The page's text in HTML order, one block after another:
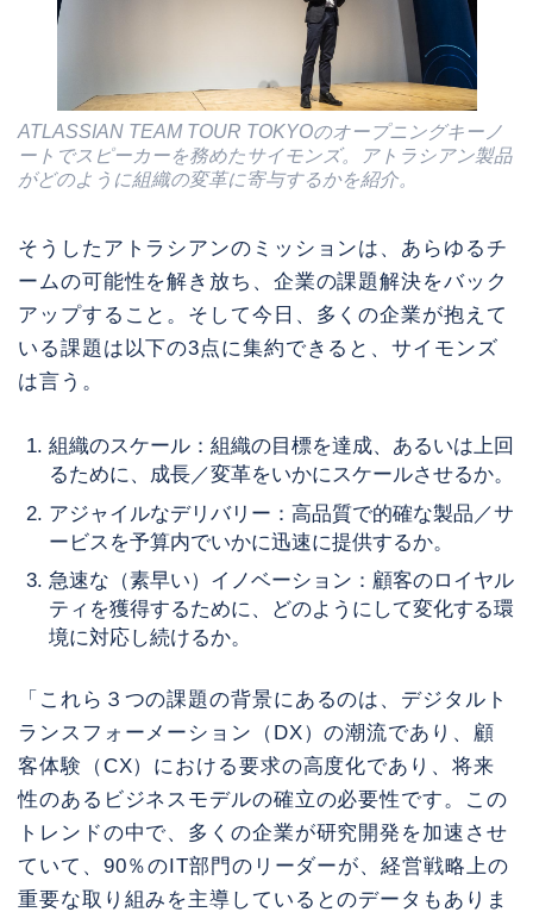
ATLASSIAN TEAM TOUR TOKYOのオープニングキーノ
ートでスピーカーを務めたサイモンズ。アトラシアン製品
がどのように組織の変革に寄与するかを紹介。
そうしたアトラシアンのミッションは、あらゆるチ
ームの可能性を解き放ち、企業の課題解決をバック
アップすること。そして今日、多くの企業が抱えて
いる課題は以下の3点に集約できると、サイモンズ
は言う。
組織のスケール：組織の目標を達成、あるいは上回
るために、成長／変革をいかにスケールさせるか。
アジャイルなデリバリー：高品質で的確な製品／サ
ービスを予算内でいかに迅速に提供するか。
急速な（素早い）イノベーション：顧客のロイヤル
ティを獲得するために、どのようにして変化する環
境に対応し続けるか。
「これら３つの課題の背景にあるのは、デジタルト
ランスフォーメーション（DX）の潮流であり、顧
客体験（CX）における要求の高度化であり、将来
性のあるビジネスモデルの確立の必要性です。この
トレンドの中で、多くの企業が研究開発を加速させ
ていて、90％のIT部門のリーダーが、経営戦略上の
重要な取り組みを主導しているとのデータもありま